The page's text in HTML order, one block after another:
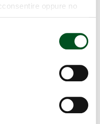
oppure no